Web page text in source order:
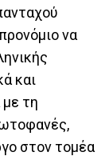
να
και
με τη
στον τομέα